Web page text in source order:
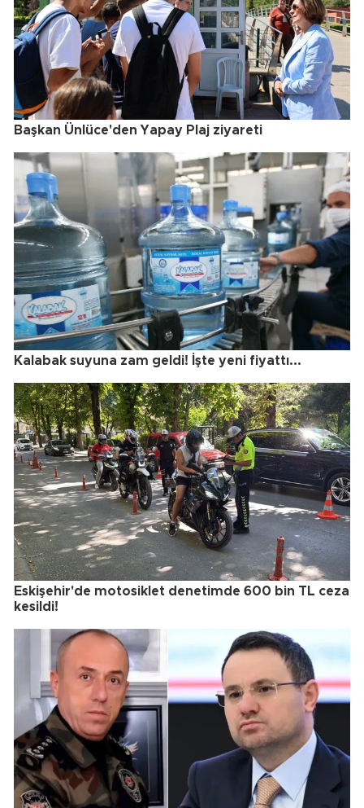
Başkan Ünlüce'den Yapay Plaj ziyareti
Kalabak suyuna zam geldi! İşte yeni fiyattı...
Eskişehir'de motosiklet denetimde 600 bin TL ceza
kesildi!